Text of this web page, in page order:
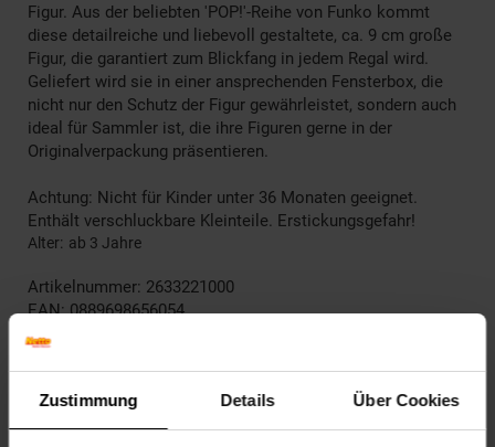
Zustimmung Details Über Cookies
Figur. Aus der beliebten 'POP!'-Reihe von Funko kommt
diese detailreiche und liebevoll gestaltete, ca. 9 cm große
Figur, die garantiert zum Blickfang in jedem Regal wird.
Geliefert wird sie in einer ansprechenden Fensterbox, die
nicht nur den Schutz der Figur gewährleistet, sondern auch
ideal für Sammler ist, die ihre Figuren gerne in der
Originalverpackung präsentieren.
Achtung: Nicht für Kinder unter 36 Monaten geeignet.
Enthält verschluckbare Kleinteile. Erstickungsgefahr!
Alter ab 3 Jahre
Artikelnummer: 2633221000
EAN: 0889698656054
Artikel gehört zur Kategorie: